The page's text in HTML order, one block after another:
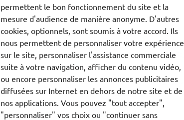
permettent le bon fonctionnement du site et la
mesure d'audience de manière anonyme. D'autres
cookies, optionnels, sont soumis à votre accord. Ils
nous permettent de personnaliser votre expérience
sur le site, personnaliser l'assistance commerciale
suite à votre navigation, afficher du contenu vidéo,
ou encore personnaliser les annonces publicitaires
diffusées sur Internet en dehors de notre site et de
nos applications. Vous pouvez "tout accepter",
"personnaliser" vos choix ou "continuer sans